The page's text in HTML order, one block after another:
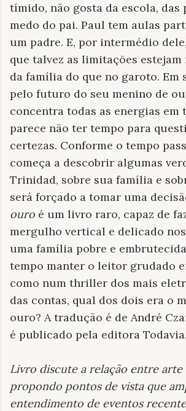
tímido, não gosta da escola, das
medo do pai. Paul tem aulas
um padre. E, por intermédio
que talvez as limitações estejam
da família do que no garoto. Em
pelo futuro do seu menino de
concentra todas as energias em
parece não ter tempo para
certezas. Conforme o tempo
começa a descobrir algumas
Trinidad, sobre sua família e
será forçado a tomar uma
ouro é um livro raro, capaz de
mergulho vertical e delicado
uma família pobre e
tempo manter o leitor grudado
como num thriller dos mais
das contas, qual dos dois era o
ouro? A tradução é de André
é publicado pela editora Todavia.
Livro discute a relação entre
propondo pontos de vista que
entendimento de eventos